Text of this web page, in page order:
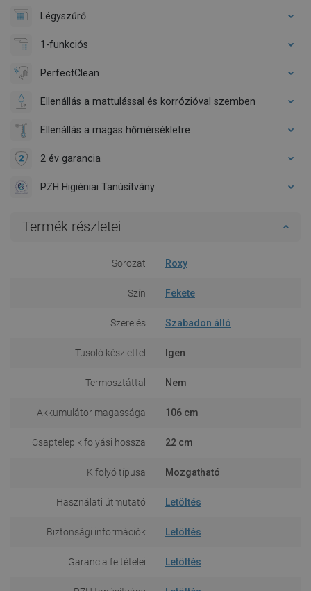
Légyszűrő
1-funkciós
PerfectClean
Ellenállás a mattulással és korrózióval szemben
Ellenállás a magas hőmérsékletre
2 év garancia
PZH Higiéniai Tanúsítvány
Termék részletei
Sorozat Roxy
Szín Fekete
Szerelés Szabadon álló
Tusoló készlettel Igen
Termosztáttal Nem
Akkumulátor magassága 106 cm
Csaptelep kifolyási hossza 22 cm
Kifolyó típusa Mozgatható
Használati útmutató Letöltés
Biztonsági információk Letöltés
Garancia feltételei Letöltés